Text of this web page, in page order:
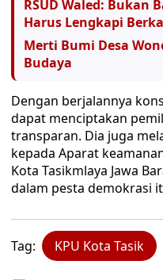
RSUD Waled: Bukan
Harus Lengkapi
Merti Bumi Desa
Budaya
Dengan berjalannya
dapat menciptakan
transparan. Dia juga
kepada Aparat
Kota Tasikmlaya Jawa
dalam pesta demokrasi
Tag: KPU Kota Tasik